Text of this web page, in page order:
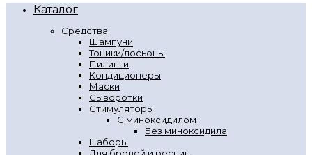
Каталог
Средства
Шампуни
Тоники/лосьоны
Пилинги
Кондиционеры
Маски
Сыворотки
Стимуляторы
С миноксидилом
Без миноксидила
Наборы